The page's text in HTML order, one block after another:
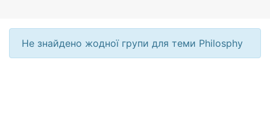
Не знайдено жодної групи для теми Philosphy